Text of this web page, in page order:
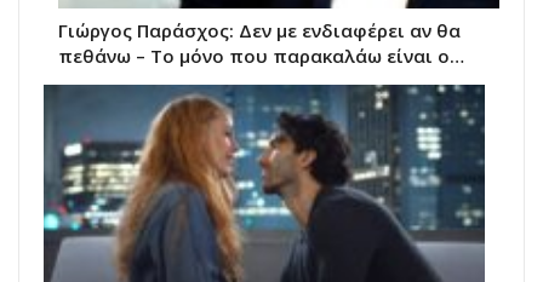
Γιώργος Παράσχος: Δεν με ενδιαφέρει αν θα
πεθάνω – Το μόνο που παρακαλάω είναι ο…